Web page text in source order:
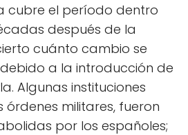
cubre el período dentro
después de la
cuánto cambio se
a la introducción de
Algunas instituciones
militares, fueron
por los españoles;